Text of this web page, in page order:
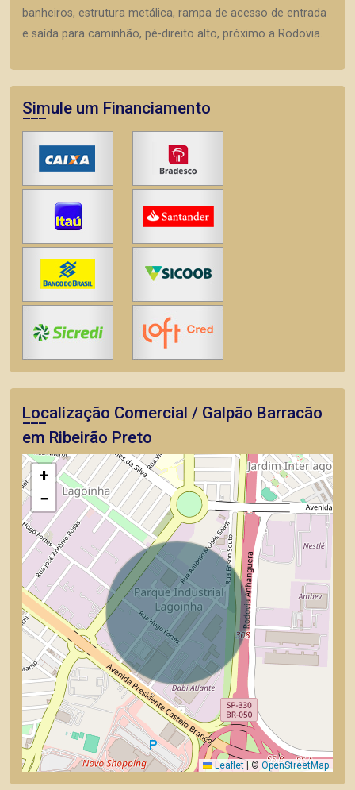
banheiros, estrutura metálica, rampa de acesso de entrada
e saída para caminhão, pé-direito alto, próximo a Rodovia.
Simule um Financiamento
Localização Comercial / Galpão Barracão
em Ribeirão Preto
+
−
Leaflet |© OpenStreetMap